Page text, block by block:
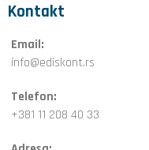
Kontakt
Email:
info@ediskont.rs
Telefon:
+381 11 208 40 33